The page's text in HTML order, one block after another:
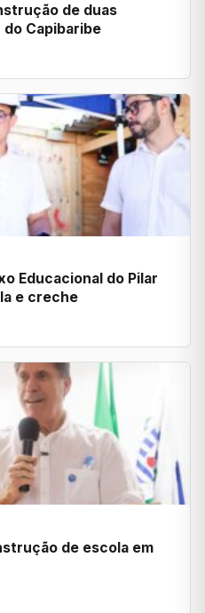
de duas
Capibaribe
Educacional do Pilar
e creche
de escola em